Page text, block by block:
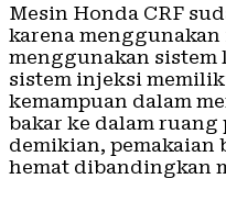
Mesin Honda CRF
karena
menggunakan sistem
sistem injeksi
kemampuan dalam
bakar ke dalam ruang
demikian, pemakaian
hemat dibandingkan